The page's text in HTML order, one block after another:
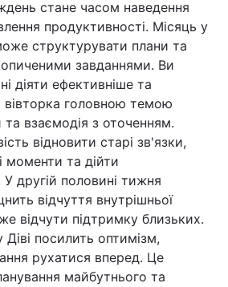
стане часом наведення
продуктивності. Місяць у
структурувати плани та
завданнями. Ви
діяти ефективніше та
вівторка головною темою
взаємодія з оточенням.
відновити старі зв'язки,
моменти та дійти
другій половині тижня
відчуття внутрішньої
відчути підтримку близьких.
Діві посилить оптимізм,
рухатися вперед. Це
майбутнього та